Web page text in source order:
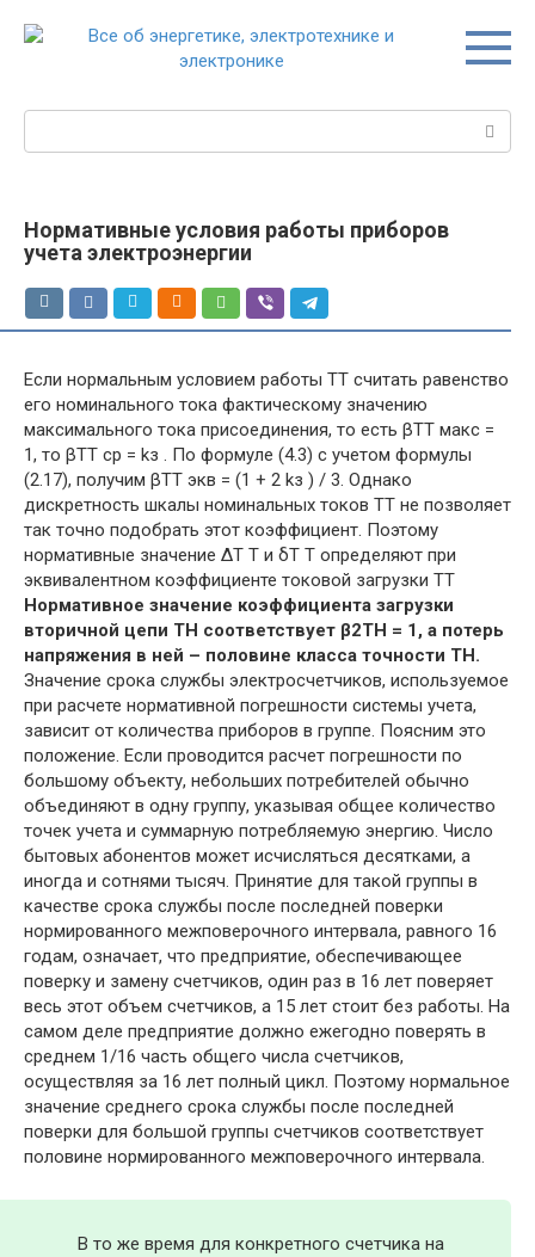
Нормативные условия работы приборов
учета электроэнергии
Если нормальным условием работы ТТ считать равенство
его номинального тока фактическому значению
максимального тока присоединения, то есть βТТ макс =
1, то βТТ ср = kз . По формуле (4.3) с учетом формулы
(2.17), получим βТТ экв = (1 + 2 kз ) / 3. Однако
дискретность шкалы номинальных токов ТТ не позволяет
так точно подобрать этот коэффициент. Поэтому
нормативные значение ∆Т Т и δТ Т определяют при
эквивалентном коэффициенте токовой загрузки ТТ
Нормативное значение коэффициента загрузки
вторичной цепи ТН соответствует β2ТН = 1, а потерь
напряжения в ней – половине класса точности ТН.
Значение срока службы электросчетчиков, используемое
при расчете нормативной погрешности системы учета,
зависит от количества приборов в группе. Поясним это
положение. Если проводится расчет погрешности по
большому объекту, небольших потребителей обычно
объединяют в одну группу, указывая общее количество
точек учета и суммарную потребляемую энергию. Число
бытовых абонентов может исчисляться десятками, а
иногда и сотнями тысяч. Принятие для такой группы в
качестве срока службы после последней поверки
нормированного межповерочного интервала, равного 16
годам, означает, что предприятие, обеспечивающее
поверку и замену счетчиков, один раз в 16 лет поверяет
весь этот объем счетчиков, а 15 лет стоит без работы. На
самом деле предприятие должно ежегодно поверять в
среднем 1/16 часть общего числа счетчиков,
осуществляя за 16 лет полный цикл. Поэтому нормальное
значение среднего срока службы после последней
поверки для большой группы счетчиков соответствует
половине нормированного межповерочного интервала.
В то же время для конкретного счетчика на